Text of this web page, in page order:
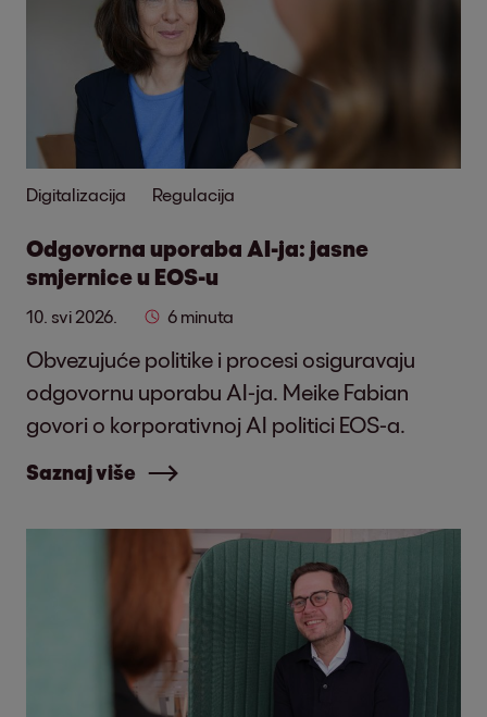
Digitalizacija Regulacija
Odgovorna uporaba AI-ja: jasne
smjernice u EOS-u
10. svi 2026. 6 minuta
Obvezujuće politike i procesi osiguravaju
odgovornu uporabu AI-ja. Meike Fabian
govori o korporativnoj AI politici EOS-a.
Saznaj više